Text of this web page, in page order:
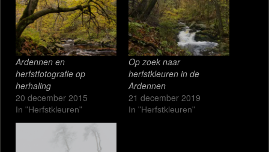
Ardennen en
herfstfotografie op
herhaling
20 december 2015
In "Herfstkleuren"
Op zoek naar
herfstkleuren in de
Ardennen
21 december 2019
In "Herfstkleuren"